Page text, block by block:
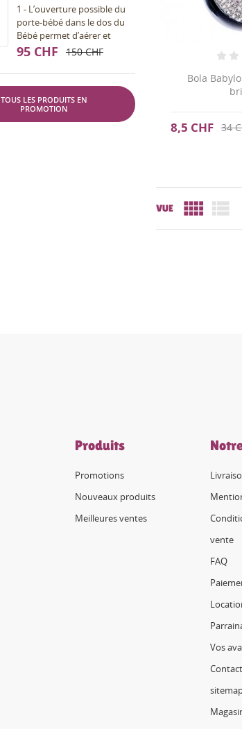
1 - L’ouverture possible du
porte-bébé dans le dos du
Bébé permet d’aérer et
ventiler et de s’adapter à
transparence du filet...
95 CHF 150 CHF
TOUS LES PRODUITS EN
PROMOTION
Bola
8,5 CHF 34
VUE  
Produits
Promotions
Nouveaux produits
Meilleures ventes
vente
FAQ
Vos